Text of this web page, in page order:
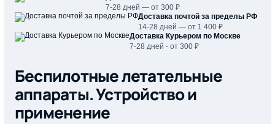
7-28 дней — от 300 ₽
Доставка почтой за пределы РФ
14-28 дней — от 1 400 ₽
Доставка Курьером по Москве
7-28 дней - от 300 ₽
Беспилотные летательные
аппараты. Устройство и
применение